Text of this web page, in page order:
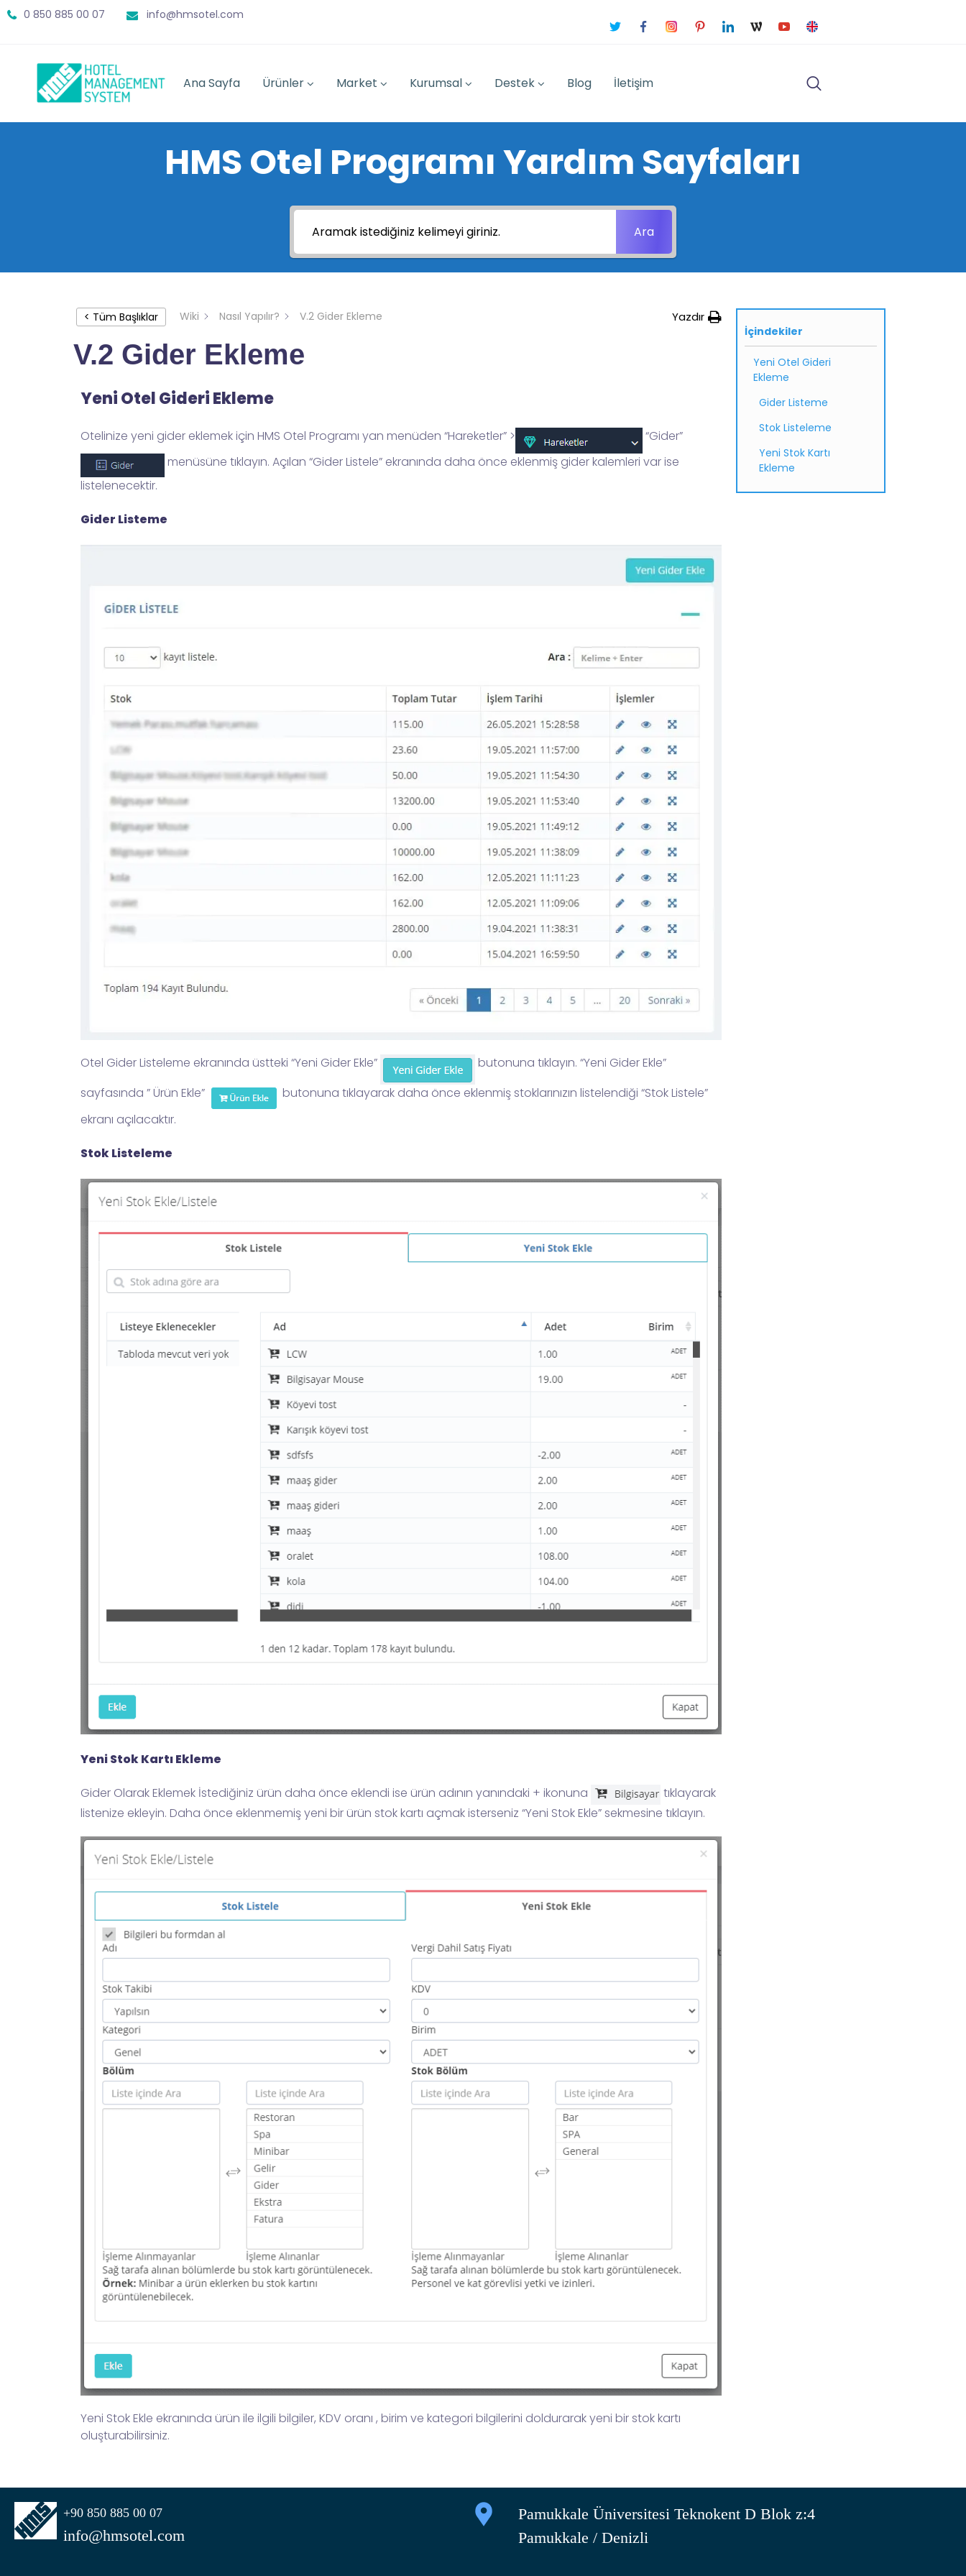
0 850 885 00 07 info@hmsotel.com
Ana Sayfa Ürünler Market Kurumsal Destek Blog İletişim
HMS Otel Programı Yardım Sayfaları
Ara
< Tüm Başlıklar Wiki Nasıl Yapılır? V.2 Gider Ekleme Yazdır
V.2 Gider Ekleme
Yeni Otel Gideri Ekleme
Otelinize yeni gider eklemek için HMS Otel Programı yan menüden “Hareketler” >
“Gider”
menüsüne tıklayın. Açılan “Gider Listele” ekranında daha önce eklenmiş gider kalemleri var ise
listelenecektir.
Gider Listeme
Otel Gider Listeleme ekranında üstteki “Yeni Gider Ekle”
butonuna tıklayın. “Yeni Gider Ekle”
sayfasında ” Ürün Ekle”
butonuna tıklayarak daha önce eklenmiş stoklarınızın listelendiği “Stok Listele”
ekranı açılacaktır.
Stok Listeleme
Yeni Stok Kartı Ekleme
Gider Olarak Eklemek İstediğiniz ürün daha önce eklendi ise ürün adının yanındaki + ikonuna
tıklayarak
listenize ekleyin. Daha önce eklenmemiş yeni bir ürün stok kartı açmak isterseniz “Yeni Stok Ekle” sekmesine tıklayın.
Yeni Stok Ekle ekranında ürün ile ilgili bilgiler, KDV oranı , birim ve kategori bilgilerini doldurarak yeni bir stok kartı
oluşturabilirsiniz.
İçindekiler
Yeni Otel Gideri
Ekleme
Gider Listeme
Stok Listeleme
Yeni Stok Kartı
Ekleme
+90 850 885 00 07
info@hmsotel.com
Pamukkale Üniversitesi Teknokent D Blok z:4
Pamukkale / Denizli